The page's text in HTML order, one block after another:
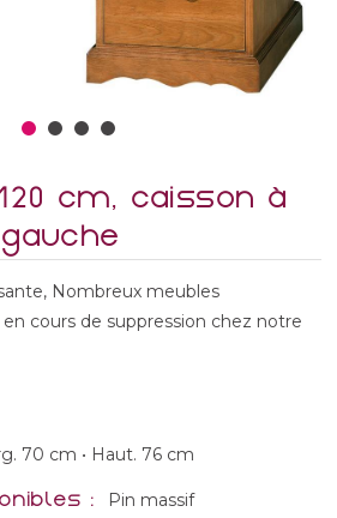
cm, caisson à
Nombreux meubles
cours de suppression chez notre
70 cm • Haut. 76 cm
: Pin massif